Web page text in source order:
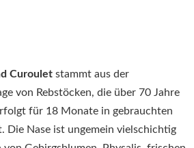
Curoulet stammt aus der
von Rebstöcken, die über 70 Jahre
für 18 Monate in gebrauchten
Die Nase ist ungemein vielschichtig